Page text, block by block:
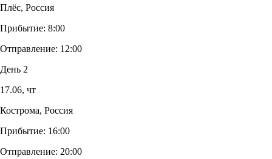
Плёс, Россия
Прибытие: 8:00
Отправление: 12:00
День 2
17.06, чт
Кострома, Россия
Прибытие: 16:00
Отправление: 20:00